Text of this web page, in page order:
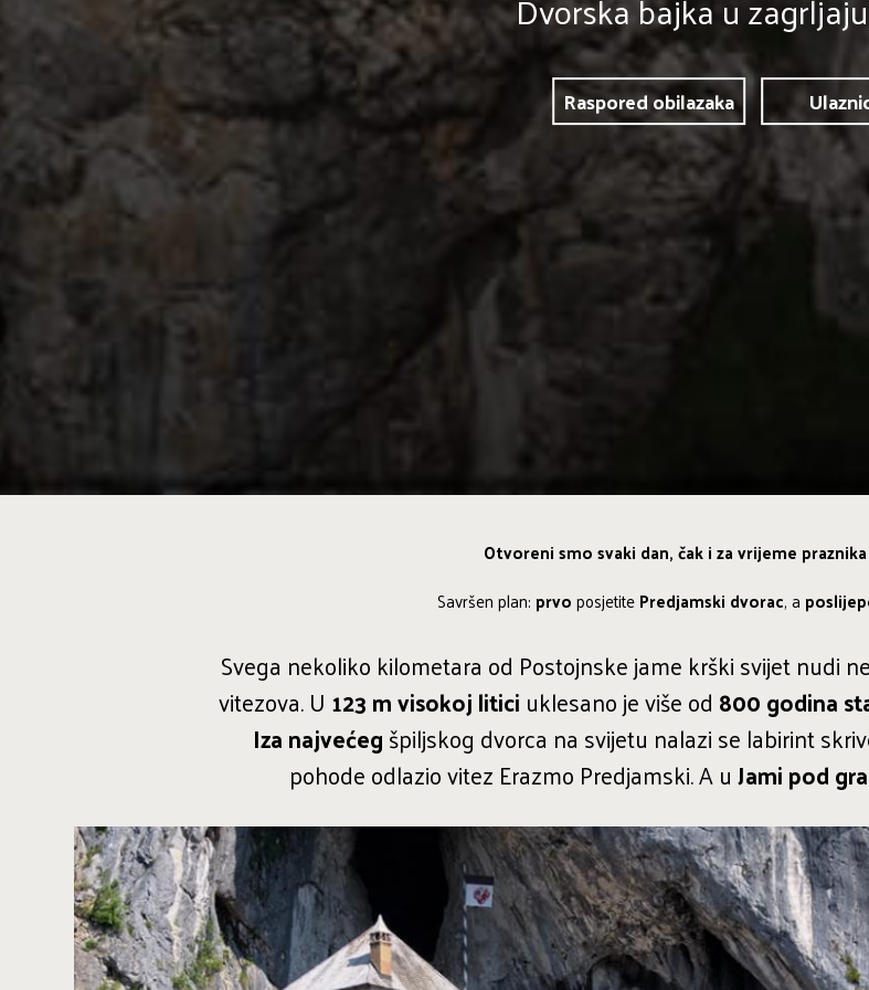
Raspored obilazaka
Otvoreni smo svaki dan, čak i za vrijeme
Savršen plan: prvoposjetitePredjamski dvorac, a
Svega nekoliko kilometara od Postojnske jame krški svijet nudi
vitezova. U 123 m visokoj litici uklesano je više od 800 godina
Iza najvećegšpiljskog dvorca na svijetu nalazi se labirint
pohode odlazio vitez Erazmo Predjamski. A uJami pod